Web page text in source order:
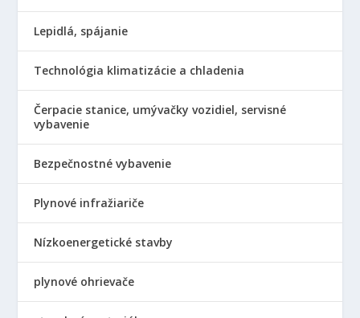
Lepidlá, spájanie
Technológia klimatizácie a chladenia
Čerpacie stanice, umývačky vozidiel, servisné
vybavenie
Bezpečnostné vybavenie
Plynové infražiariče
Nízkoenergetické stavby
plynové ohrievače